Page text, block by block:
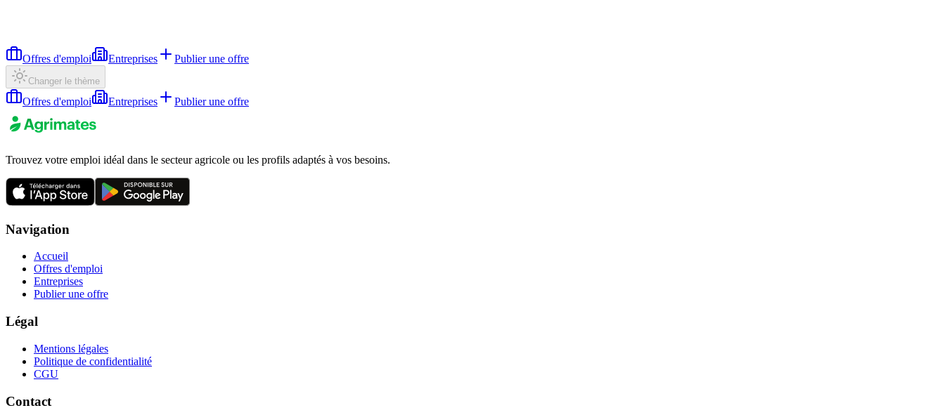
Offres d'emploi Entreprises Publier une offre
Changer le thème
Offres d'emploi Entreprises Publier une offre
Trouvez votre emploi idéal dans le secteur agricole ou les profils adaptés à vos besoins.
Navigation
Accueil
Offres d'emploi
Entreprises
Publier une offre
Légal
Mentions légales
Politique de confidentialité
CGU
Contact